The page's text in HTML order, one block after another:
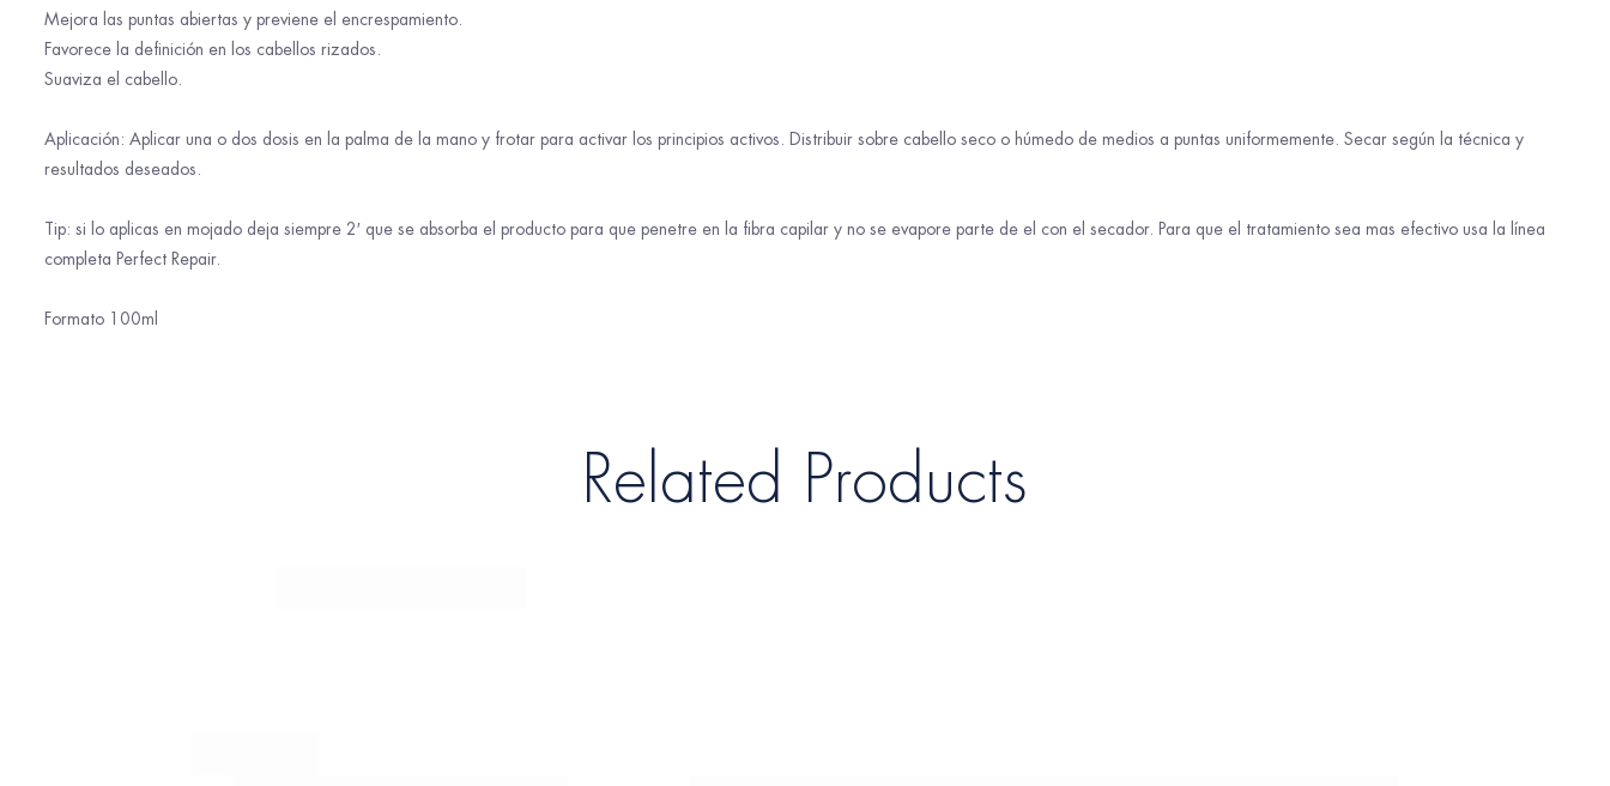
Mejora las puntas abiertas y previene el encrespamiento.
Favorece la definición en los cabellos rizados.
Suaviza el cabello.
Aplicación: Aplicar una o dos dosis en la palma de la mano y frotar para activar los principios activos. Distribuir sobre cabello seco o húmedo de medios a puntas uniformemente. Secar según la técnica y
resultados deseados.
Tip: si lo aplicas en mojado deja siempre 2′ que se absorba el producto para que penetre en la fibra capilar y no se evapore parte de el con el secador. Para que el tratamiento sea mas efectivo usa la línea
completa Perfect Repair.
Formato 100ml
Related Products